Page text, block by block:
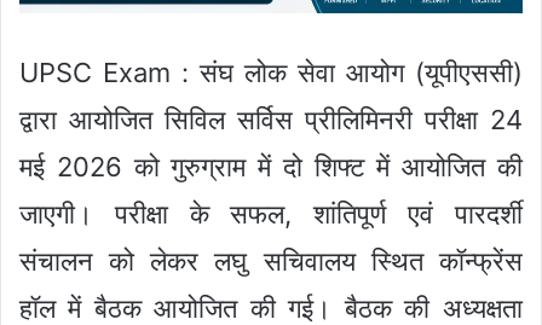
UPSC Exam : संघ लोक सेवा आयोग (यूपीएससी)
द्वारा आयोजित सिविल सर्विस प्रीलिमिनरी परीक्षा 24
मई 2026 को गुरुग्राम में दो शिफ्ट में आयोजित की
जाएगी। परीक्षा के सफल, शांतिपूर्ण एवं पारदर्शी
संचालन को लेकर लघु सचिवालय स्थित कॉन्फ्रेंस
हॉल में बैठक आयोजित की गई। बैठक की अध्यक्षता